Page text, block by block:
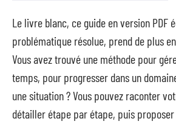
Le livre blanc, ce guide en version PDF
problématique résolue, prend de plus
Vous avez trouvé une méthode pour
temps, pour progresser dans un
une situation ? Vous pouvez raconter
détailler étape par étape, puis